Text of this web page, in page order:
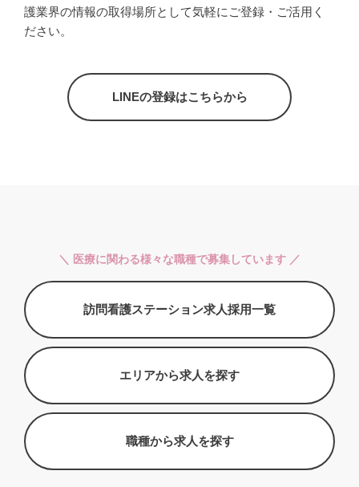
護業界の情報の取得場所として気軽にご登録・ご活用く
ださい。
LINEの登録はこちらから
＼ 医療に関わる様々な職種で募集しています ／
訪問看護ステーション求人採用一覧
エリアから求人を探す
職種から求人を探す